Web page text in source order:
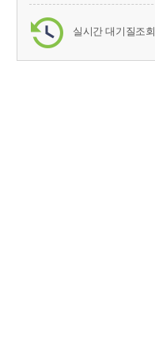
실시간 대기질조회